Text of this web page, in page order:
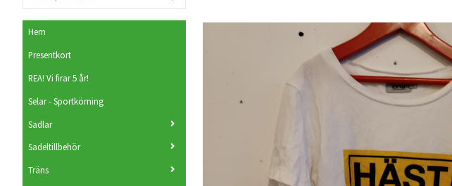
Hem
Presentkort
REA! Vi firar 5 år!
Selar - Sportkörning
Sadlar
Sadeltillbehör
Träns